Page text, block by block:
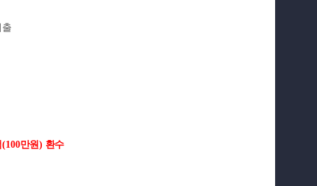
출
(100만원) 환수